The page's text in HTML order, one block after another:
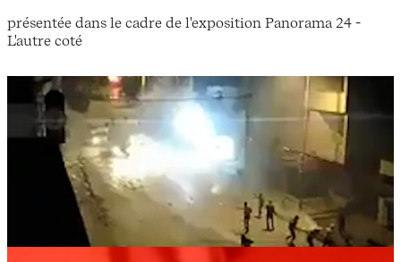
présentée dans le cadre de l'exposition Panorama 24 -
L'autre coté